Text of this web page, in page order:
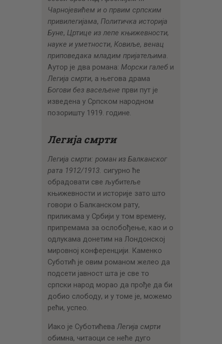
Чарнојевићем и о првим српским
привилегијама, Политичка историја
Буне, Цртице из лепе књижевности,
науке и уметности, Ковиље, венац
приповедака младим пријатељима.
Аутор је два романа: Морски галеби
Легија смрти, а његова драма
Богови без васељене први пут је
изведена у Српском народном
позоришту 1919. године.
Легија смрти
Легија смрти: роман из Балканског
рата 1912/1913. сигурно ће
обрадовати све љубитеље
књижевности и историје зато што
говори о Балканском рату,
приликама у Србији у том времену,
припремама за ослобођење, као и о
одлукама донетим на Лондонској
мировној конференцији. Каменко
Суботић је овим романом желео да
подсети јавност шта је све то
српски народ морао да прође да би
добио слободу, и у томе је, можемо
рећи, успео.
Иако је Суботићева Легија смрти
обимна, читаоци се неће дуго